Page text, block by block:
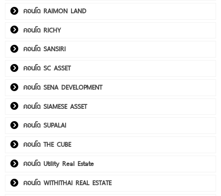
คอนโด RAIMON LAND
คอนโด RICHY
คอนโด SANSIRI
คอนโด SC ASSET
คอนโด SENA DEVELOPMENT
คอนโด SIAMESE ASSET
คอนโด SUPALAI
คอนโด THE CUBE
คอนโด Utility Real Estate
คอนโด WITHITHAI REAL ESTATE